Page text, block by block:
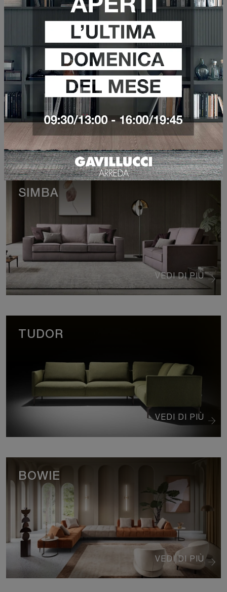
VEDI DI PIÙ
NOAH ITALIC
VEDI DI PIÙ
SIMBA
VEDI DI PIÙ
TUDOR
VEDI DI PIÙ
BOWIE